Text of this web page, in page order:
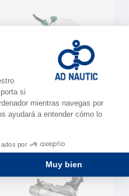
Depósito con vertedor Plastimo
A partir de
Disponible en varias versiones